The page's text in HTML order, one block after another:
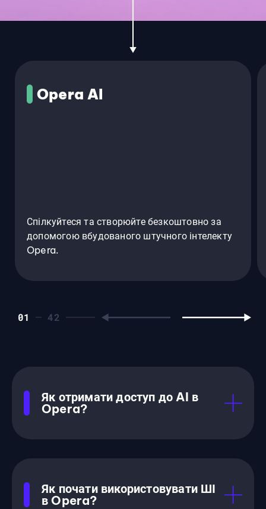
Opera AI
Спілкуйтеся та створюйте безкоштовно за
допомогою вбудованого штучного інтелекту
Opera.
01
Як отримати доступ до AI в
Opera?
Як почати використовувати ШІ
в Opera?